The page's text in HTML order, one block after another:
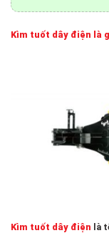
Kìm tuốt dây điện là
Kìm tuốt dây điện là